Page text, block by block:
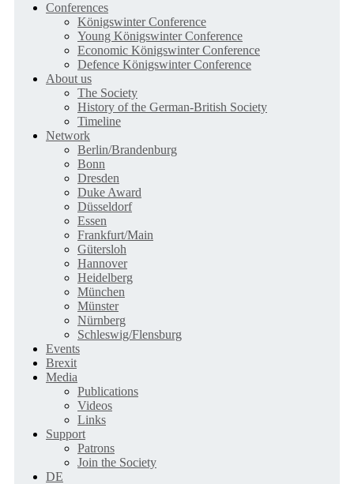
Conferences
Königswinter Conference
Young Königswinter Conference
Economic Königswinter Conference
Defence Königswinter Conference
About us
The Society
History of the German-British Society
Timeline
Network
Berlin/Brandenburg
Bonn
Dresden
Duke Award
Düsseldorf
Essen
Frankfurt/Main
Gütersloh
Hannover
Heidelberg
München
Münster
Nürnberg
Schleswig/Flensburg
Events
Brexit
Media
Publications
Videos
Links
Support
Patrons
Join the Society
DE